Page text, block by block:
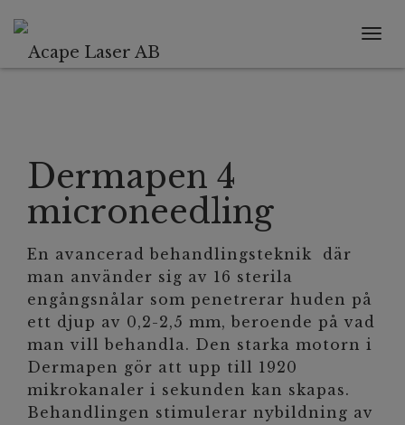
Dermapen 4
microneedling
En avancerad behandlingsteknik där
man använder sig av 16 sterila
engångsnålar som penetrerar huden på
ett djup av 0,2-2,5 mm, beroende på vad
man vill behandla. Den starka motorn i
Dermapen gör att upp till 1920
mikrokanaler i sekunden kan skapas.
Behandlingen stimulerar nybildning av